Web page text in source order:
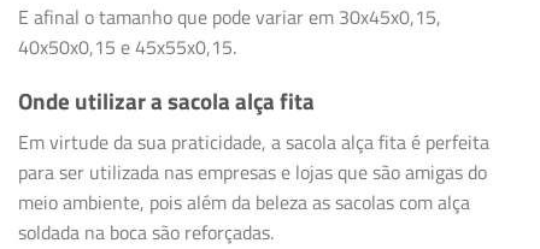
E afinal o tamanho que pode variar em 30x45x0,15,
40x50x0,15 e 45x55x0,15.
Onde utilizar a sacola alça fita
Em virtude da sua praticidade, a sacola alça fita é perfeita
para ser utilizada nas empresas e lojas que são amigas do
meio ambiente, pois além da beleza as sacolas com alça
soldada na boca são reforçadas.